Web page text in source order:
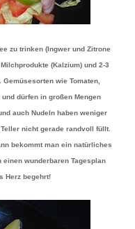
zu trinken (Ingwer und Zitrone
(Kalzium) und 2-3
wie Tomaten,
dürfen in großen Mengen
auch Nudeln haben weniger
nicht gerade randvoll füllt.
bekommt man ein natürliches
wunderbaren Tagesplan
Herz begehrt!